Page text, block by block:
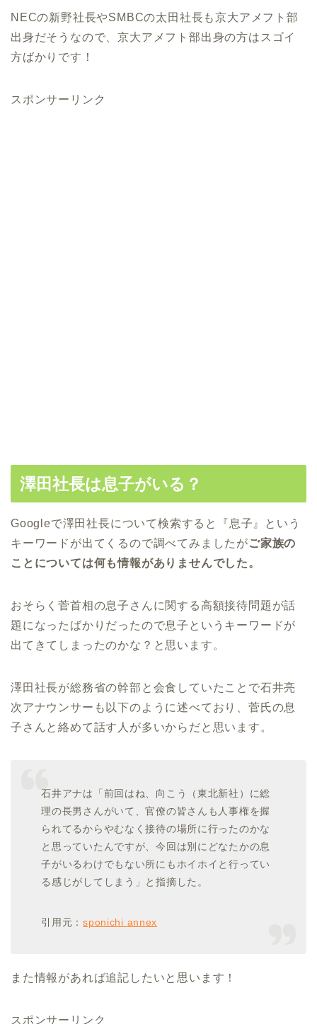
NECの新野社長やSMBCの太田社長も京大アメフト部
出身だそうなので、京大アメフト部出身の方はスゴイ
方ばかりです！
スポンサーリンク
澤田社長は息子がいる？
Googleで澤田社長について検索すると『息子』という
キーワードが出てくるので調べてみましたがご家族の
ことについては何も情報がありませんでした。
おそらく菅首相の息子さんに関する高額接待問題が話
題になったばかりだったので息子というキーワードが
出てきてしまったのかな？と思います。
澤田社長が総務省の幹部と会食していたことで石井亮
次アナウンサーも以下のように述べており、菅氏の息
子さんと絡めて話す人が多いからだと思います。
石井アナは「前回はね、向こう（東北新社）に総
理の長男さんがいて、官僚の皆さんも人事権を握
られてるからやむなく接待の場所に行ったのかな
と思っていたんですが、今回は別にどなたかの息
子がいるわけでもない所にもホイホイと行ってい
る感じがしてしまう」と指摘した。
引用元：sponichi annex
また情報があれば追記したいと思います！
スポンサーリンク